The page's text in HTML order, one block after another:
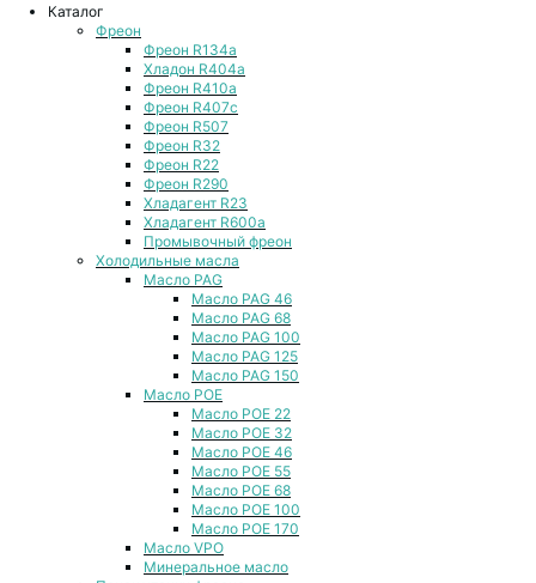
Каталог
Фреон
Фреон R134a
Хладон R404a
Фреон R410a
Фреон R407с
Фреон R507
Фреон R32
Фреон R22
Фреон R290
Хладагент R23
Хладагент R600a
Промывочный фреон
Холодильные масла
Масло PAG
Масло PAG 46
Масло PAG 68
Масло PAG 100
Масло PAG 125
Масло PAG 150
Масло POE
Масло POE 22
Масло POE 32
Масло POE 46
Масло POE 55
Масло POE 68
Масло POE 100
Масло POE 170
Масло VPO
Минеральное масло